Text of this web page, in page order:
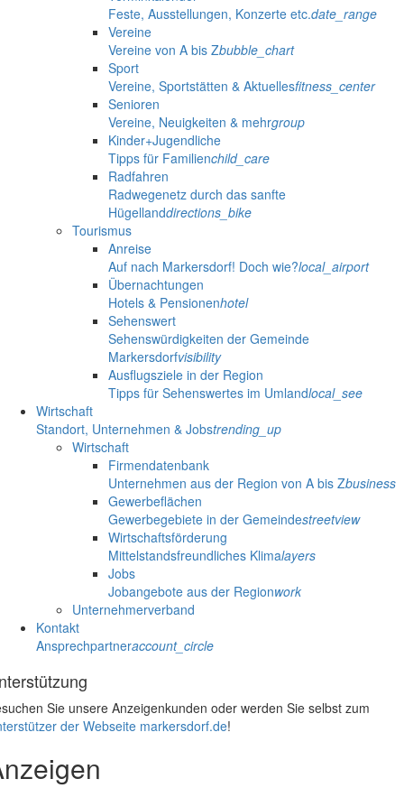
Feste, Ausstellungen, Konzerte etc.date_range
Vereine
Vereine von A bis Zbubble_chart
Sport
Vereine, Sportstätten & Aktuellesfitness_center
Senioren
Vereine, Neuigkeiten & mehrgroup
Kinder+Jugendliche
Tipps für Familienchild_care
Radfahren
Radwegenetz durch das sanfte
Hügellanddirections_bike
Tourismus
Anreise
Auf nach Markersdorf! Doch wie?local_airport
Übernachtungen
Hotels & Pensionenhotel
Sehenswert
Sehenswürdigkeiten der Gemeinde
Markersdorfvisibility
Ausflugsziele in der Region
Tipps für Sehenswertes im Umlandlocal_see
Wirtschaft
Standort, Unternehmen & Jobstrending_up
Wirtschaft
Firmendatenbank
Unternehmen aus der Region von A bis Zbusiness
Gewerbeflächen
Gewerbegebiete in der Gemeindestreetview
Wirtschaftsförderung
Mittelstandsfreundliches Klimalayers
Jobs
Jobangebote aus der Regionwork
Unternehmerverband
Kontakt
Ansprechpartneraccount_circle
Sie unsere Anzeigenkunden oder werden Sie selbst zum
der Webseite markersdorf.de!